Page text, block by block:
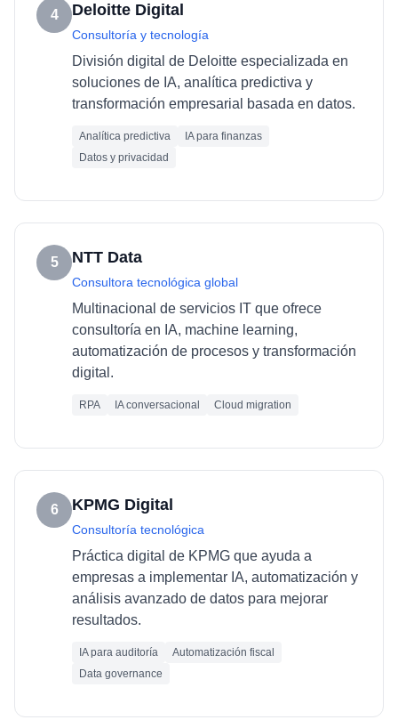
4 Deloitte Digital
Consultoría y tecnología
División digital de Deloitte especializada en
soluciones de IA, analítica predictiva y
transformación empresarial basada en datos.
Analítica predictiva
IA para finanzas
Datos y privacidad
5 NTT Data
Consultora tecnológica global
Multinacional de servicios IT que ofrece
consultoría en IA, machine learning,
automatización de procesos y transformación
digital.
RPA IA conversacional Cloud migration
6 KPMG Digital
Consultoría tecnológica
Práctica digital de KPMG que ayuda a
empresas a implementar IA, automatización y
análisis avanzado de datos para mejorar
resultados.
IA para auditoría
Automatización fiscal
Data governance